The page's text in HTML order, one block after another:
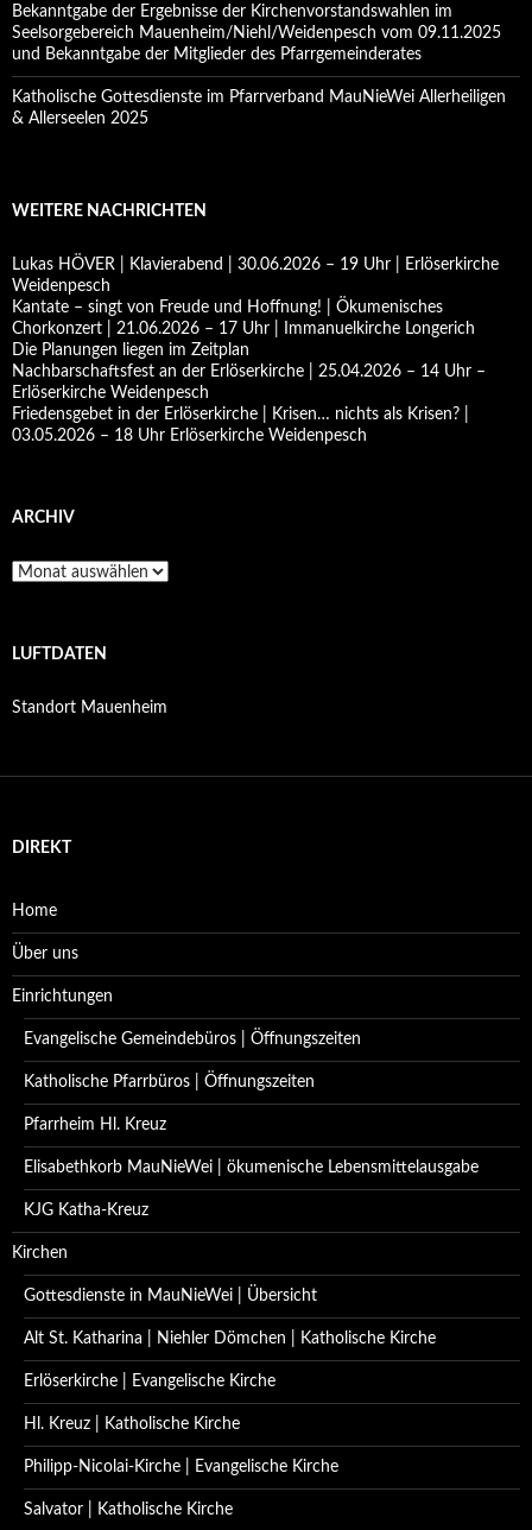
Bekanntgabe der Ergebnisse der Kirchenvorstandswahlen im
Seelsorgebereich Mauenheim/Niehl/Weidenpesch vom 09.11.2025
und Bekanntgabe der Mitglieder des Pfarrgemeinderates
Katholische Gottesdienste im Pfarrverband MauNieWei Allerheiligen
& Allerseelen 2025
WEITERE NACHRICHTEN
Lukas HÖVER | Klavierabend | 30.06.2026 – 19 Uhr | Erlöserkirche
Weidenpesch
Kantate – singt von Freude und Hoffnung! | Ökumenisches
Chorkonzert | 21.06.2026 – 17 Uhr | Immanuelkirche Longerich
Die Planungen liegen im Zeitplan
Nachbarschaftsfest an der Erlöserkirche | 25.04.2026 – 14 Uhr –
Erlöserkirche Weidenpesch
Friedensgebet in der Erlöserkirche | Krisen… nichts als Krisen? |
03.05.2026 – 18 Uhr Erlöserkirche Weidenpesch
ARCHIV
Archiv
LUFTDATEN
Standort Mauenheim
DIREKT
Home
Über uns
Einrichtungen
Evangelische Gemeindebüros | Öffnungszeiten
Katholische Pfarrbüros | Öffnungszeiten
Pfarrheim Hl. Kreuz
Elisabethkorb MauNieWei | ökumenische Lebensmittelausgabe
KJG Katha-Kreuz
Kirchen
Gottesdienste in MauNieWei | Übersicht
Alt St. Katharina | Niehler Dömchen | Katholische Kirche
Erlöserkirche | Evangelische Kirche
Hl. Kreuz | Katholische Kirche
Philipp-Nicolai-Kirche | Evangelische Kirche
Salvator | Katholische Kirche